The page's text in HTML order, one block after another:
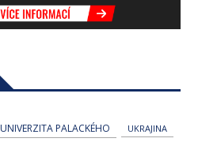
UNIVERZITA PALACKÉHO
UKRAJINA